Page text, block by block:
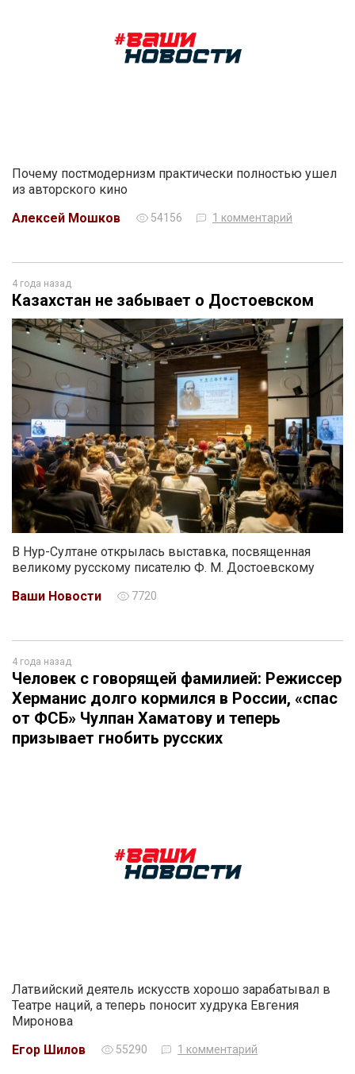
Почему постмодернизм практически полностью ушел
из авторского кино
Алексей Мошков
54156 1 комментарий
4 года назад
Казахстан не забывает о Достоевском
В Нур-Султане открылась выставка, посвященная
великому русскому писателю Ф. М. Достоевскому
Ваши Новости
7720
4 года назад
Человек с говорящей фамилией: Режиссер
Херманис долго кормился в России, «спас
от ФСБ» Чулпан Хаматову и теперь
призывает гнобить русских
Латвийский деятель искусств хорошо зарабатывал в
Театре наций, а теперь поносит худрука Евгения
Миронова
Егор Шилов
55290 1 комментарий